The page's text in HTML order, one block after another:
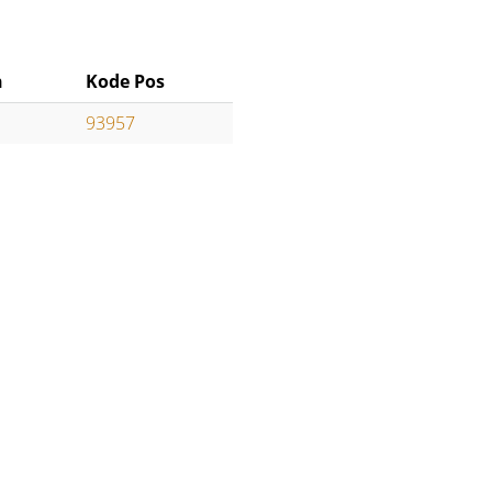
Kode Pos
93957